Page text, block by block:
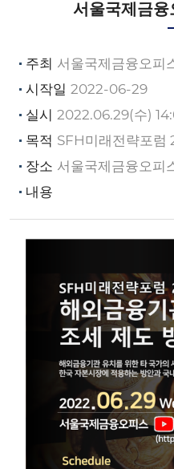
서울국제금
주최 서울국제금융오피
시작일 2022-06-29
실시 2022.06.29(수)
목적 SFH미래전략포럼
장소 서울국제금융오피
내용